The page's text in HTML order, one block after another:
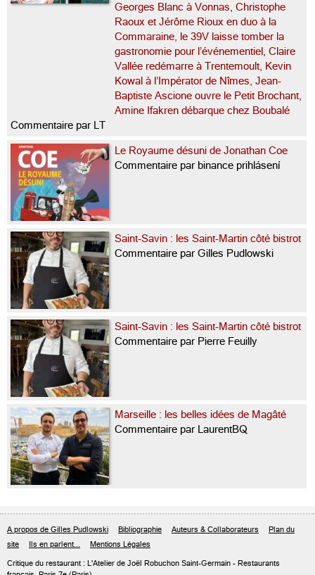
Georges Blanc à Vonnas, Christophe
Raoux et Jérôme Rioux en duo à la
Commaraine, le 39V laisse tomber la
gastronomie pour l’événementiel, Claire
Vallée redémarre à Trentemoult, Kevin
Kowal à l’Impérator de Nîmes, Jean-
Baptiste Ascione ouvre le Petit Brochant,
Amine Ifakren débarque chez Boubalé
Commentaire par LT
Le Royaume désuni de Jonathan Coe
Commentaire par binance prihlásení
Saint-Savin : les Saint-Martin côté bistrot
Commentaire par Gilles Pudlowski
Saint-Savin : les Saint-Martin côté bistrot
Commentaire par Pierre Feuilly
Marseille : les belles idées de Magâté
Commentaire par LaurentBQ
A propos de Gilles Pudlowski Bibliographie Auteurs & Collaborateurs
Plan du
site
Ils en parlent... Mentions Légales
Critique du restaurant : L'Atelier de Joël Robuchon Saint-Germain - Restaurants